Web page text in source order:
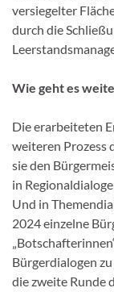
versiegelter
durch die
Wie geht es
Die erarbeiteten
weiteren Prozess
sie den
in
Und in
2024 einzelne
Bürgerdialogen
die zweite Runde